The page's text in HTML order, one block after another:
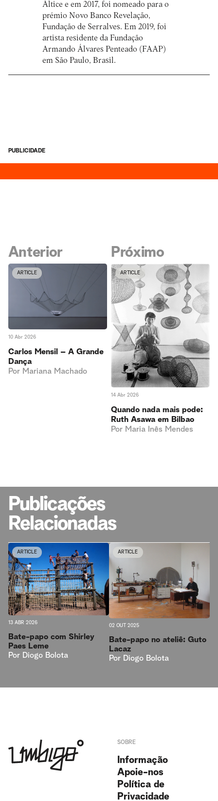
Áltice e em 2017, foi nomeado para o
prémio Novo Banco Revelação,
Fundação de Serralves. Em 2019, foi
artista residente da Fundação
Armando Álvares Penteado (FAAP)
em São Paulo, Brasil.
PUBLICIDADE
Anterior
ARTICLE
10 Abr 2026
Carlos Mensil – A Grande
Dança
Por Mariana Machado
Próximo
ARTICLE
14 Abr 2026
Quando nada mais pode:
Ruth Asawa em Bilbao
Por Maria Inês Mendes
Publicações
Relacionadas
ARTICLE
13 ABR 2026
Bate-papo com Shirley
Paes Leme
Por Diogo Bolota
ARTICLE
02 OUT 2025
Bate-papo no ateliê: Guto
Lacaz
Por Diogo Bolota
SOBRE
Informação
Apoie-nos
Política de
Privacidade